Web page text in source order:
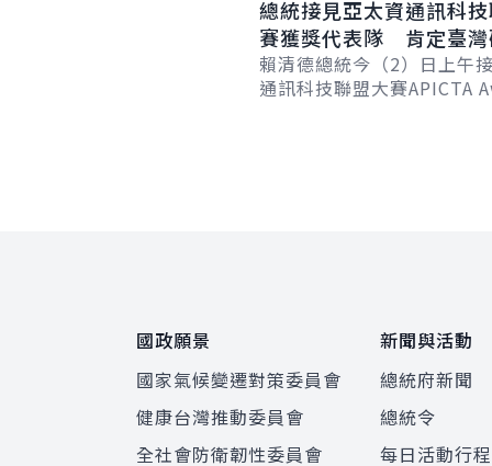
總統接見亞太資通訊科
賽獲獎代表隊 肯定臺灣
創新實力刷新大會紀錄
賴清德總統今（2）日上午
通訊科技聯盟大賽APICTA
國政願景
國家氣候變遷對策委員會
健康台灣推動委員會
全社會防衛韌性委員會
新聞與活動
總統府新聞
總統令
每日活動行程